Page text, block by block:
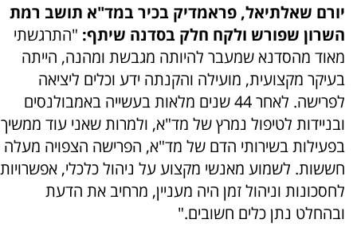
יורם שאלתיאל, פראמדיק בכיר במד"א תושב רמת
השרון שפורש ולקח חלק בסדנה שיתף: "התרגשתי
מאוד מהסדנא שמעבר להיותה מגבשת ומהנה, הייתה
בעיקר מקצועית, מועילה והקנתה ידע וכלים ליציאה
לפרישה. לאחר 44 שנים מלאות בעשייה באמבולנסים
ובניידות לטיפול נמרץ של מד"א, ולמרות שאני עוד ממשיך
בפעילות בשירותי הדם של מד"א, הפרישה הצפויה מעלה
חששות. לשמוע מאנשי מקצוע על ניהול כלכלי, אפשרויות
לחסכונות וניהול זמן היה מעניין, מרחיב את הדעת
ובהחלט נתן כלים חשובים."